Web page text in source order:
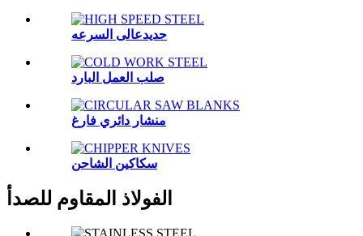
حديدعالى السرعه
صلب العمل البارد
منشار دائري فارغ
سكاكين الشاحن
الفولاذ المقاوم للصدأ